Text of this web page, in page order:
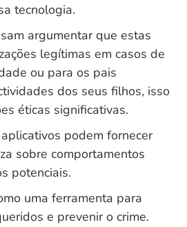
tecnologia.
argumentar que estas
legítimas em casos de
ou para os pais
dos seus filhos, isso
éticas significativas.
podem fornecer
sobre comportamentos
potenciais.
uma ferramenta para
e prevenir o crime.